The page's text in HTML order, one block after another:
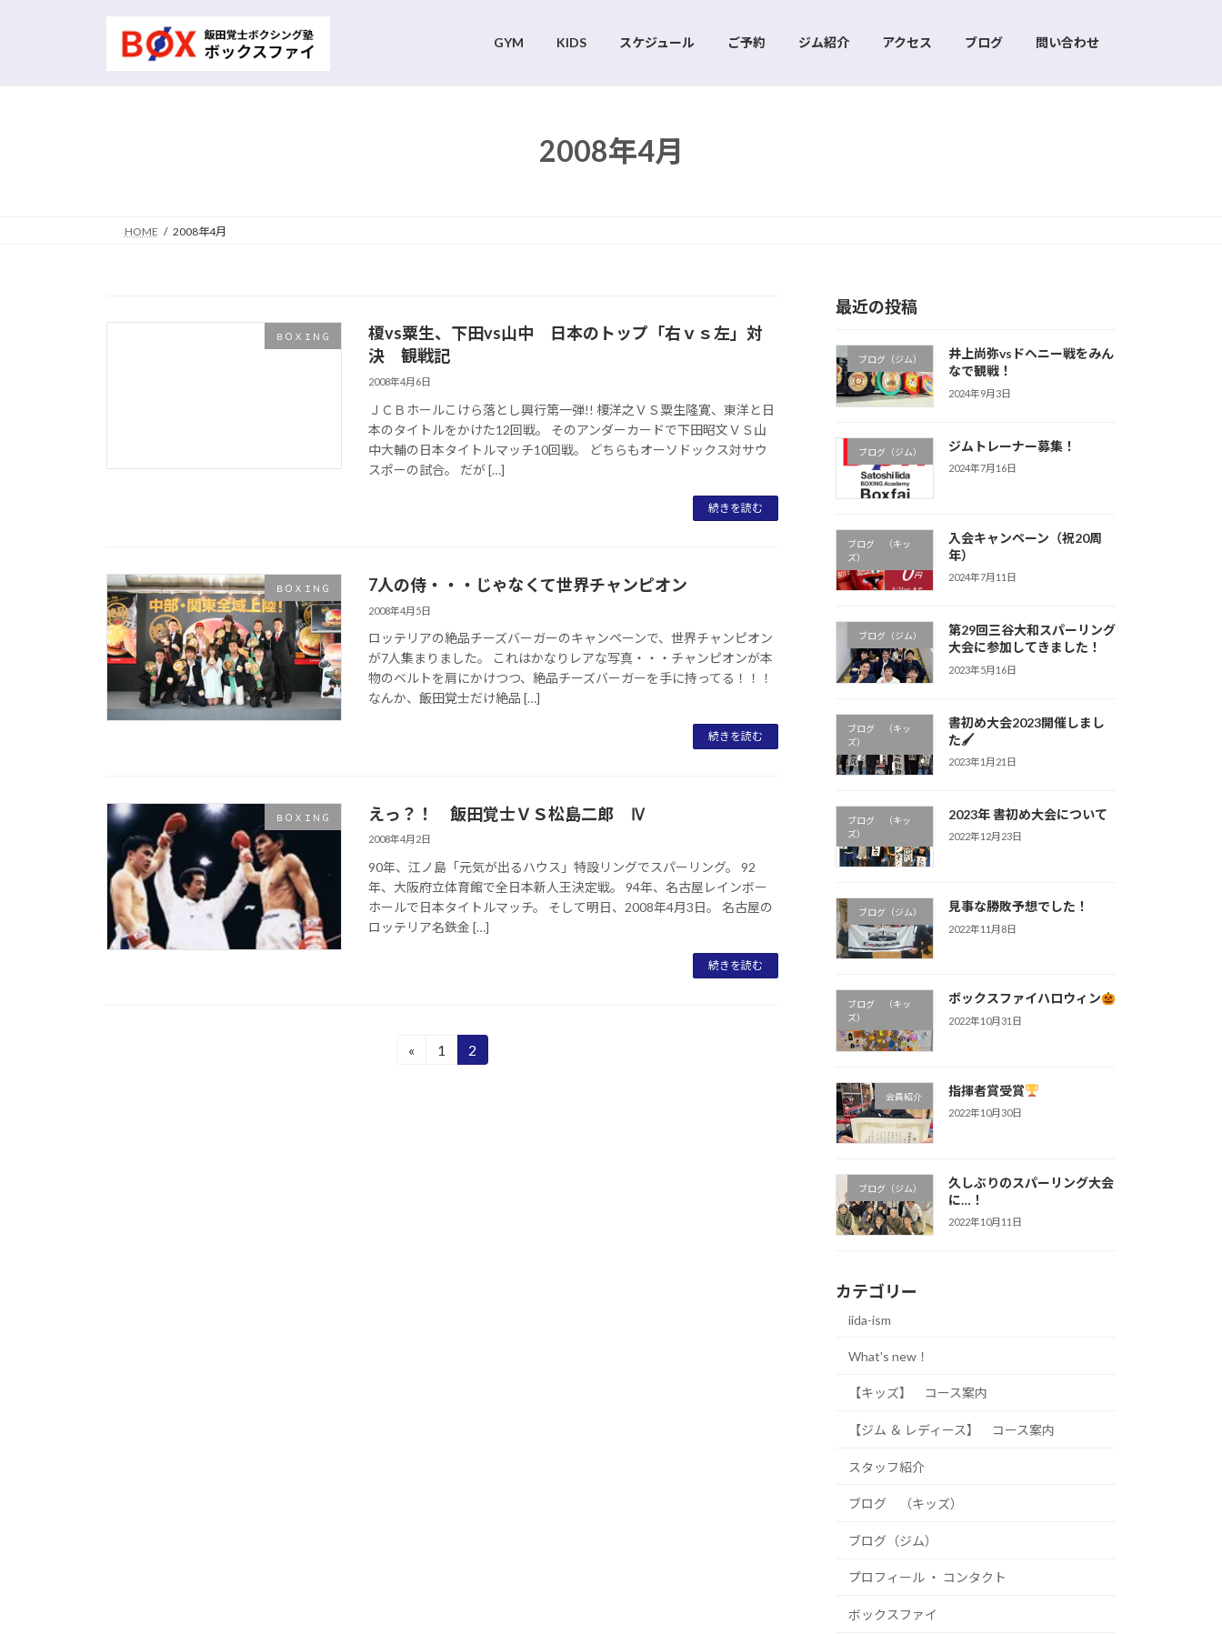
GYM KIDS スケジュール ご予約 ジム紹介 アクセス ブログ 問い合わせ
2008年4月
HOME 2008年4月
ＢＯＸＩＮＧ
榎vs粟生、下田vs山中 日本のトップ「右ｖｓ左」対
決 観戦記
2008年4月6日
ＪＣＢホールこけら落とし興行第一弾!! 榎洋之ＶＳ粟生隆寛、東洋と日
本のタイトルをかけた12回戦。 そのアンダーカードで下田昭文ＶＳ山
中大輔の日本タイトルマッチ10回戦。 どちらもオーソドックス対サウ
スポーの試合。 だが […]
続きを読む
ＢＯＸＩＮＧ 7人の侍・・・じゃなくて世界チャンピオン
2008年4月5日
ロッテリアの絶品チーズバーガーのキャンペーンで、世界チャンピオン
が7人集まりました。 これはかなりレアな写真・・・チャンピオンが本
物のベルトを肩にかけつつ、絶品チーズバーガーを手に持ってる！！！
なんか、飯田覚士だけ絶品 […]
続きを読む
ＢＯＸＩＮＧ えっ？！ 飯田覚士ＶＳ松島二郎 Ⅳ
2008年4月2日
90年、江ノ島「元気が出るハウス」特設リングでスパーリング。 92
年、大阪府立体育館で全日本新人王決定戦。 94年、名古屋レインボー
ホールで日本タイトルマッチ。 そして明日、2008年4月3日。 名古屋の
ロッテリア名鉄金 […]
続きを読む
«
固
1
固
2
最近の投稿
ブログ（ジム）
井上尚弥vsドヘニー戦をみん
なで観戦！
2024年9月3日
ブログ（ジム） ジムトレーナー募集！
2024年7月16日
ブログ （キッ
ズ）
入会キャンペーン（祝20周
年）
2024年7月11日
ブログ（ジム）
第29回三谷大和スパーリング
大会に参加してきました！
2023年5月16日
ブログ （キッ
ズ）
書初め大会2023開催しまし
た🖌
2023年1月21日
ブログ （キッ
ズ）
2023年 書初め大会について
2022年12月23日
ブログ（ジム） 見事な勝敗予想でした！
2022年11月8日
ブログ （キッ
ズ）
ボックスファイハロウィン
2022年10月31日
会員紹介 指揮者賞受賞
2022年10月30日
ブログ（ジム）
久しぶりのスパーリング大会
に…！
2022年10月11日
カテゴリー
iida-ism
What's new！
【キッズ】 コース案内
【ジム ＆ レディース】 コース案内
スタッフ紹介
ブログ （キッズ）
ブログ（ジム）
プロフィール ・ コンタクト
ボックスファイ